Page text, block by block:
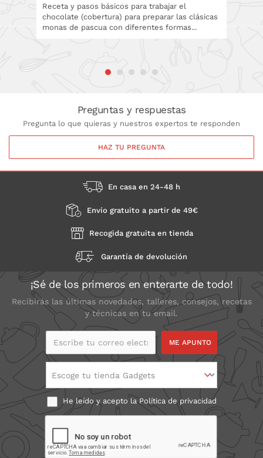
Receta y pasos básicos para trabajar el
chocolate (cobertura) para preparar las clásicas
monas de pascua con diferentes formas...
Preguntas y respuestas
Pregunta lo que quieras y nuestros expertos te responden
HAZ TU PREGUNTA
En casa en 24-48 h
Envío gratuito a partir de 49€
Recogida gratuita en tienda
Garantía de devolución
¡Sé de los primeros en enterarte de todo!
Recibirás las últimas novedades, talleres, consejos, recetas
y técnicas en tu email.
Escribe tu correo
Escoge tu tienda Gadgets
He leído y acepto laPolítica de privacidad